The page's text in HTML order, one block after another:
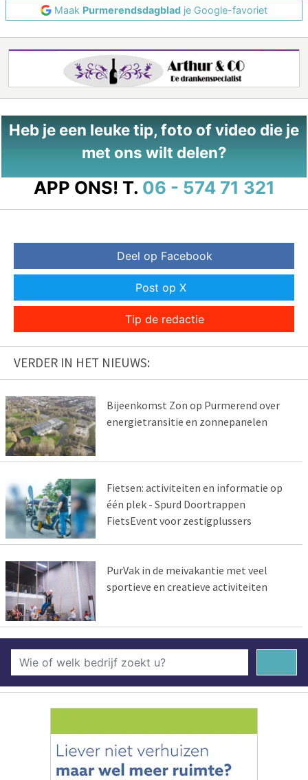
Maak Purmerendsdagblad je Google-favoriet
Heb je een leuke tip, foto of video die je
met ons wilt delen?
APP ONS! T. 06 - 574 71 321
Deel op Facebook
Post op X
Tip de redactie
VERDER IN HET NIEUWS:
Bijeenkomst Zon op Purmerend over
energietransitie en zonnepanelen
Fietsen: activiteiten en informatie op
één plek - Spurd Doortrappen
FietsEvent voor zestigplussers
PurVak in de meivakantie met veel
sportieve en creatieve activiteiten